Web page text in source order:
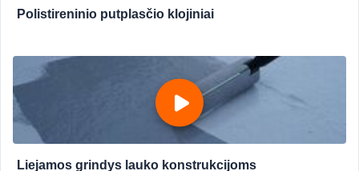
Polistireninio putplasčio klojiniai
Liejamos grindys lauko konstrukcijoms